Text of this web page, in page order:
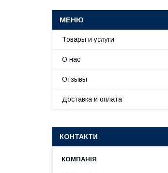
Товары и услуги
О нас
Отзывы
Доставка и оплата
КОНТАКТИ